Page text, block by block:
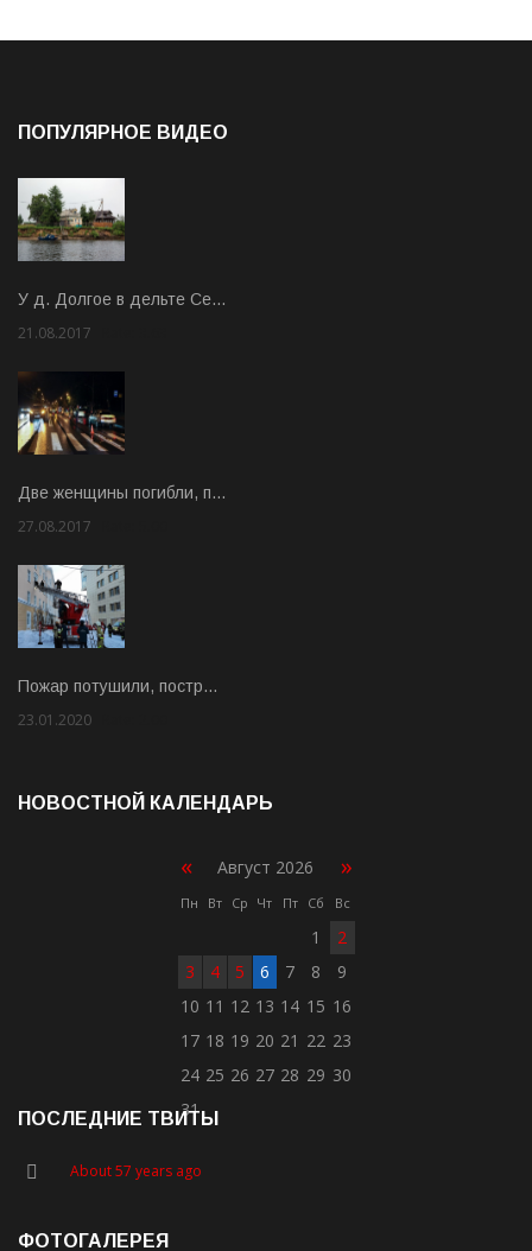
ПОПУЛЯРНОЕ ВИДЕО
У д. Долгое в дельте Се…
21.08.2017
Две женщины погибли, п…
27.08.2017
Пожар потушили, постр…
23.01.2020
НОВОСТНОЙ КАЛЕНДАРЬ
« Август 2026 »
Пн Вт Ср Чт Пт Сб Вс
1
2
3
4 5 6 7 8
9
10 11 12 13 14 15 16
17 18 19 20 21 22 23
24 25 26 27 28 29 30
31
ПОСЛЕДНИЕ ТВИТЫ
About 57 years ago
ФОТОГАЛЕРЕЯ